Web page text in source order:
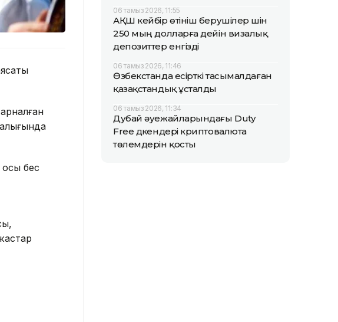
бес
06 тамыз 2026, 11:55
АҚШ кейбір өтініш берушілер үшін
250 мың долларға дейін визалық
депозиттер енгізді
06 тамыз 2026, 11:46
Өзбекстанда есірткі тасымалдаған
қазақстандық ұсталды
06 тамыз 2026, 11:34
Дубай әуежайларындағы Duty
Free дүкендері криптовалюта
төлемдерін қосты